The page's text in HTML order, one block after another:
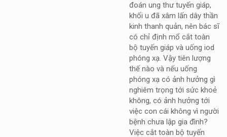
đoán ung thư tuyến giáp,
khối u đã xâm lấn dây thần
kinh thanh quản, nên bác sĩ
có chỉ định mổ cắt toàn
bộ tuyến giáp và uống iod
phóng xạ. Vậy tiên lượng
thế nào và nếu uống
phóng xạ có ảnh hưởng gì
nghiêm trọng tới sức khoẻ
không, có ảnh hưởng tới
việc con cái không vì người
bệnh chưa lập gia đình?
Việc cắt toàn bộ tuyến